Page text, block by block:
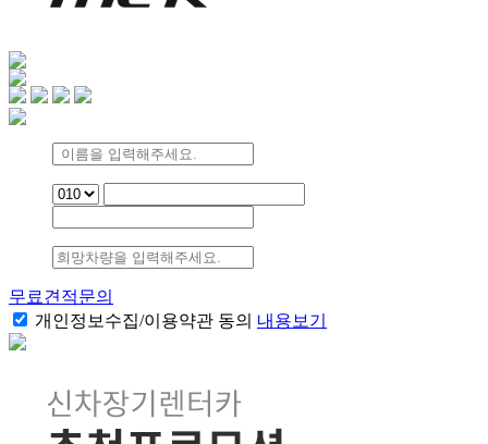
무료견적문의
개인정보수집/이용약관 동의 내용보기